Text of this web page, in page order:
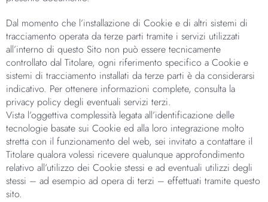
Dal momento che l’installazione di Cookie e di altri sistemi di
tracciamento operata da terze parti tramite i servizi utilizzati
all’interno di questo Sito non può essere tecnicamente
controllato dal Titolare, ogni riferimento specifico a Cookie e
sistemi di tracciamento installati da terze parti è da considerarsi
indicativo. Per ottenere informazioni complete, consulta la
privacy policy degli eventuali servizi terzi.
Vista l’oggettiva complessità legata all’identificazione delle
tecnologie basate sui Cookie ed alla loro integrazione molto
stretta con il funzionamento del web, sei invitato a contattare il
Titolare qualora volessi ricevere qualunque approfondimento
relativo all’utilizzo dei Cookie stessi e ad eventuali utilizzi degli
stessi – ad esempio ad opera di terzi – effettuati tramite questo
sito.